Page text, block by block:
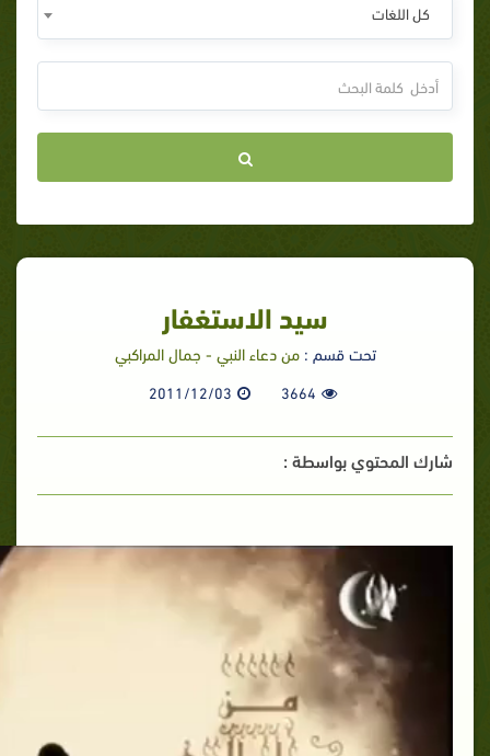
كل اللغات
سيد الاستغفار
تحت قسم :من دعاء النبي - جمال المراكبي
3664
2011/12/03
شارك المحتوي بواسطة :